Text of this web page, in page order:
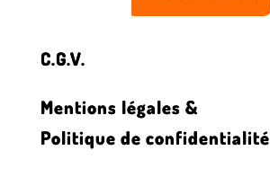
C.G.V.
Mentions légales &
Politique de confidentialité